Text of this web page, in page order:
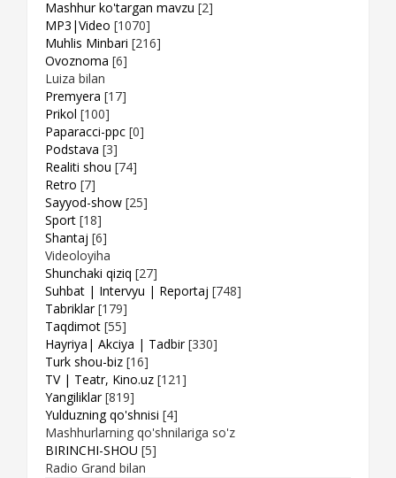
Mashhur ko'targan mavzu [2]
MP3|Video [1070]
Muhlis Minbari [216]
Ovoznoma [6]
Luiza bilan
Premyera [17]
Prikol [100]
Paparacci-ppc [0]
Podstava [3]
Realiti shou [74]
Retro [7]
Sayyod-show [25]
Sport [18]
Shantaj [6]
Videoloyiha
Shunchaki qiziq [27]
Suhbat | Intervyu | Reportaj [748]
Tabriklar [179]
Taqdimot [55]
Hayriya| Akciya | Tadbir [330]
Turk shou-biz [16]
TV | Teatr, Kino.uz [121]
Yangiliklar [819]
Yulduzning qo'shnisi [4]
Mashhurlarning qo'shnilariga so'z
BIRINCHI-SHOU [5]
Radio Grand bilan